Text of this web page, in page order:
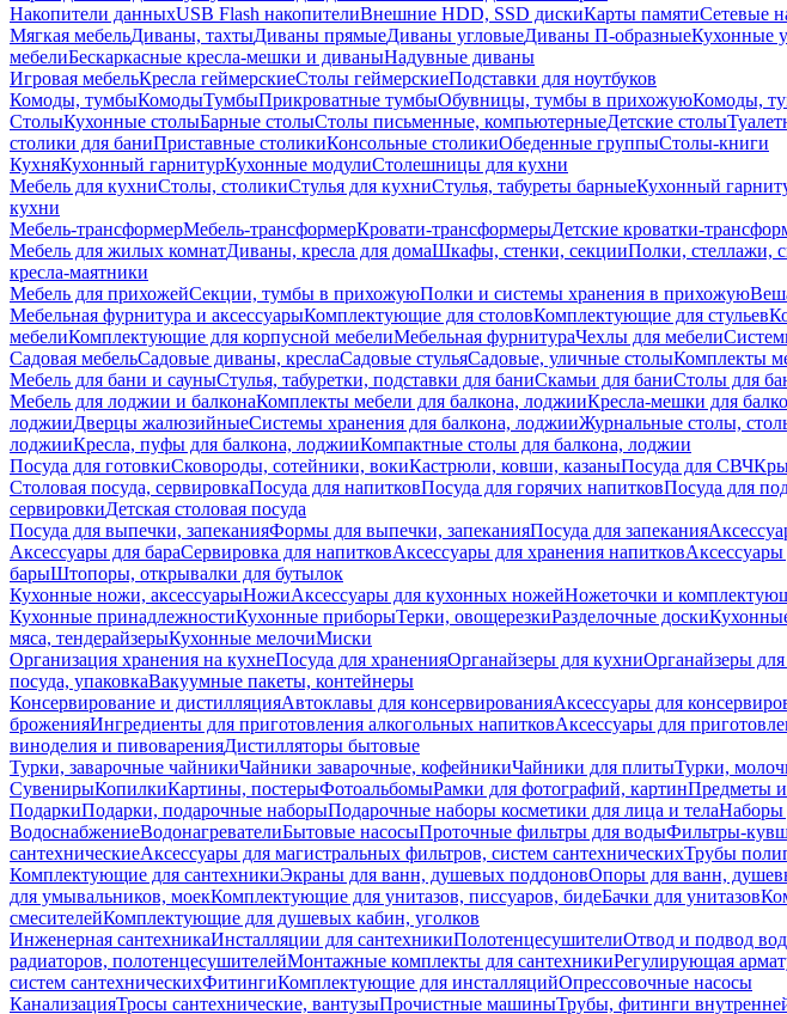
Накопители данныхUSB Flash накопителиВнешние HDD, SSD дискиКарты памятиСетевые
Мягкая мебельДиваны, тахтыДиваны прямыеДиваны угловыеДиваны П-образныеКухонные
мебелиБескаркасные кресла-мешки и диваныНадувные диваны
Игровая мебельКресла геймерскиеСтолы геймерскиеПодставки для ноутбуков
Комоды, тумбыКомодыТумбыПрикроватные тумбыОбувницы, тумбы в прихожуюКомоды,
СтолыКухонные столыБарные столыСтолы письменные, компьютерныеДетские столы
столики для баниПриставные столикиКонсольные столикиОбеденные группыСтолы-книги
КухняКухонный гарнитурКухонные модулиСтолешницы для кухни
Мебель для кухниСтолы, столикиСтулья для кухниСтулья, табуреты барныеКухонный
кухни
Мебель-трансформерМебель-трансформерКровати-трансформерыДетские кроватки-
Мебель для жилых комнатДиваны, кресла для домаШкафы, стенки, секцииПолки, стеллажи,
кресла-маятники
Мебель для прихожейСекции, тумбы в прихожуюПолки и системы хранения в прихожую
Мебельная фурнитура и аксессуарыКомплектующие для столовКомплектующие для стульев
мебелиКомплектующие для корпусной мебелиМебельная фурнитураЧехлы для мебели
Садовая мебельСадовые диваны, креслаСадовые стульяСадовые, уличные столыКомплекты
Мебель для бани и сауныСтулья, табуретки, подставки для баниСкамьи для баниСтолы для
Мебель для лоджии и балконаКомплекты мебели для балкона, лоджииКресла-мешки для
лоджииДверцы жалюзийныеСистемы хранения для балкона, лоджииЖурнальные столы,
лоджииКресла, пуфы для балкона, лоджииКомпактные столы для балкона, лоджии
Посуда для готовкиСковороды, сотейники, вокиКастрюли, ковши, казаныПосуда для СВЧ
Столовая посуда, сервировкаПосуда для напитковПосуда для горячих напитковПосуда для
сервировкиДетская столовая посуда
Посуда для выпечки, запеканияФормы для выпечки, запеканияПосуда для запекания
Аксессуары для бараСервировка для напитковАксессуары для хранения напитковАксессуары
барыШтопоры, открывалки для бутылок
Кухонные ножи, аксессуарыНожиАксессуары для кухонных ножейНожеточки и
Кухонные принадлежностиКухонные приборыТерки, овощерезкиРазделочные доски
мяса, тендерайзерыКухонные мелочиМиски
Организация хранения на кухнеПосуда для храненияОрганайзеры для кухниОрганайзеры
посуда, упаковкаВакуумные пакеты, контейнеры
Консервирование и дистилляцияАвтоклавы для консервированияАксессуары для
броженияИнгредиенты для приготовления алкогольных напитковАксессуары для
виноделия и пивоваренияДистилляторы бытовые
Турки, заварочные чайникиЧайники заварочные, кофейникиЧайники для плитыТурки,
СувенирыКопилкиКартины, постерыФотоальбомыРамки для фотографий, картинПредметы
ПодаркиПодарки, подарочные наборыПодарочные наборы косметики для лица и телаНаборы
ВодоснабжениеВодонагревателиБытовые насосыПроточные фильтры для водыФильтры-
сантехническиеАксессуары для магистральных фильтров, систем сантехническихТрубы
Комплектующие для сантехникиЭкраны для ванн, душевых поддоновОпоры для ванн,
для умывальников, моекКомплектующие для унитазов, писсуаров, бидеБачки для унитазов
смесителейКомплектующие для душевых кабин, уголков
Инженерная сантехникаИнсталляции для сантехникиПолотенцесушителиОтвод и подвод
радиаторов, полотенцесушителейМонтажные комплекты для сантехникиРегулирующая
систем сантехническихФитингиКомплектующие для инсталляцийОпрессовочные насосы
КанализацияТросы сантехнические, вантузыПрочистные машиныТрубы, фитинги